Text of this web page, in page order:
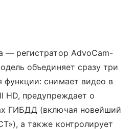
— регистратор AdvoCam-
объединяет сразу три
функции: снимает видео в
HD, предупреждает о
ГИБДД (включая новейший
а также контролирует